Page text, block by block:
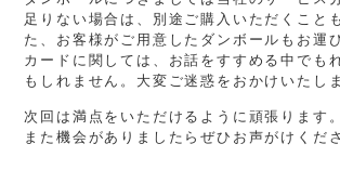
足りない場合は、別途ご購入いただくこと
た、お客様がご用意したダンボールもお運
カードに関しては、お話をすすめる中でも
もしれません。大変ご迷惑をおかけいたし
次回は満点をいただけるように頑張ります。
また機会がありましたらぜひお声がけくだ